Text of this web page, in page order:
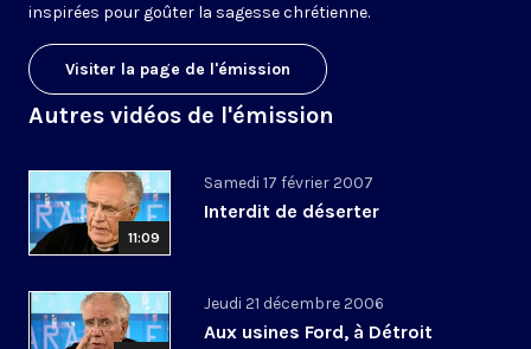
inspirées pour goûter la sagesse chrétienne.
Visiter la page de l'émission
Autres vidéos de l'émission
11:09
Samedi 17 février 2007
Interdit de déserter
Jeudi 21 décembre 2006
Aux usines Ford, à Détroit